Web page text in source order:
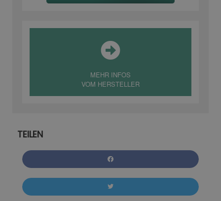
MEHR INFOS
VOM HERSTELLER
TEILEN